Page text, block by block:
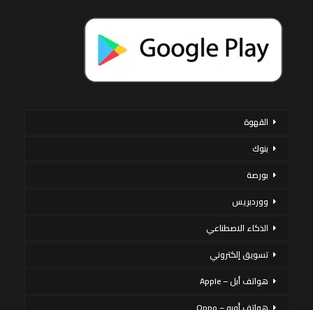
القهوة
بنوك
بورصة
ووردبريس
الذكاء الاصطناعي
تسويق إلكتروني
هواتف أبل – Apple